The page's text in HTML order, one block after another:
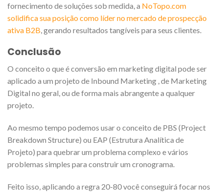
fornecimento de soluções sob medida, a NoTopo.com
solidifica sua posição como líder no mercado de prospecção
ativa B2B , gerando resultados tangíveis para seus clientes.
Conclusão
O conceito o que é conversão em marketing digital pode ser
aplicado a um projeto de Inbound Marketing , de Marketing
Digital no geral, ou de forma mais abrangente a qualquer
projeto.
Ao mesmo tempo podemos usar o conceito de PBS (Project
Breakdown Structure) ou EAP (Estrutura Analítica de
Projeto) para quebrar um problema complexo e vários
problemas simples para construir um cronograma.
Feito isso, aplicando a regra 20-80 você conseguirá focar nos